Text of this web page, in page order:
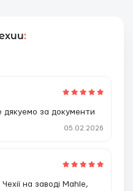
:
дякуемо за документи
05.02.2026
на заводі Mahle,